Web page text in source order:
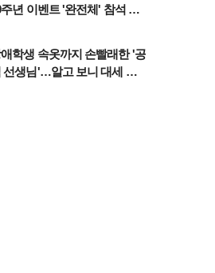
주년 이벤트 '완전체' 참석 확
학생 속옷까지 손빨래한 '공
선생님'…알고 보니 대세 개